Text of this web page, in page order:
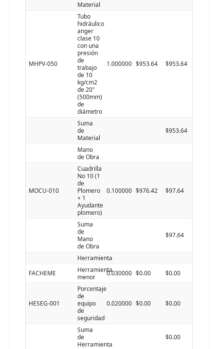
Material
MHPV-050
Tubo
hidráulico
anger
clase 10
con una
presión
de
trabajo
de 10
kg/cm2
de 20"
(500mm)
de
diámetro
1.000000 $953.64 $953.64
Suma
de
Material
$953.64
Mano
de Obra
MOCU-010
Cuadrilla
No 10 (1
de
Plomero
+ 1
Ayudante
plomero)
0.100000 $976.42 $97.64
Suma
de
Mano
de Obra
$97.64
Herramienta
FACHEME
Herramienta
menor
0.030000 $0.00 $0.00
HESEG-001
Porcentaje
de
equipo
de
seguridad
0.020000 $0.00 $0.00
Suma
de
Herramienta
$0.00